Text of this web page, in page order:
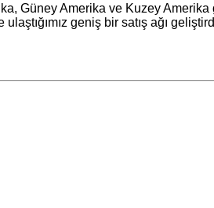
Güney Amerika ve Kuzey
geniş bir satış ağı